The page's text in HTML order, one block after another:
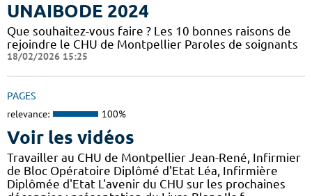
UNAIBODE 2024
Que souhaitez-vous faire ? Les 10 bonnes raisons de
rejoindre le CHU de Montpellier Paroles de soignants
18/02/2026 15:25
PAGES
relevance: 100%
Voir les vidéos
Travailler au CHU de Montpellier Jean-René, Infirmier
de Bloc Opératoire Diplômé d'Etat Léa, Infirmière
Diplômée d'Etat L'avenir du CHU sur les prochaines